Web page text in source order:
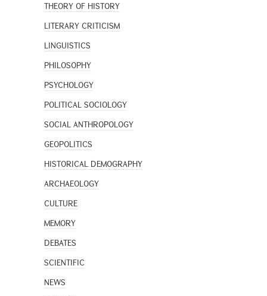
THEORY OF HISTORY
LITERARY CRITICISM
LINGUISTICS
PHILOSOPHY
PSYCHOLOGY
POLITICAL SOCIOLOGY
SOCIAL ANTHROPOLOGY
GEOPOLITICS
HISTORICAL DEMOGRAPHY
ARCHAEOLOGY
CULTURE
MEMORY
DEBATES
SCIENTIFIC
NEWS